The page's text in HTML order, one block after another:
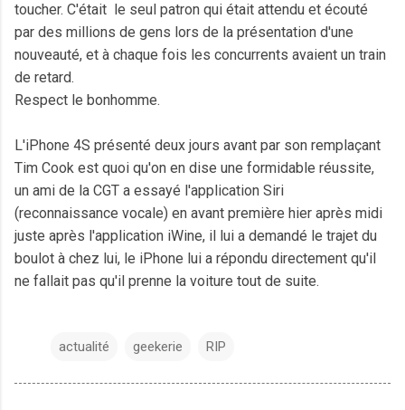
toucher. C'était le seul patron qui était attendu et écouté
par des millions de gens lors de la présentation d'une
nouveauté, et à chaque fois les concurrents avaient un train
de retard.
Respect le bonhomme.
L'iPhone 4S présenté deux jours avant par son remplaçant
Tim Cook est quoi qu'on en dise une formidable réussite,
un ami de la CGT a essayé l'application Siri
(reconnaissance vocale) en avant première hier après midi
juste après l'application iWine, il lui a demandé le trajet du
boulot à chez lui, le iPhone lui a répondu directement qu'il
ne fallait pas qu'il prenne la voiture tout de suite.
actualité geekerie RIP